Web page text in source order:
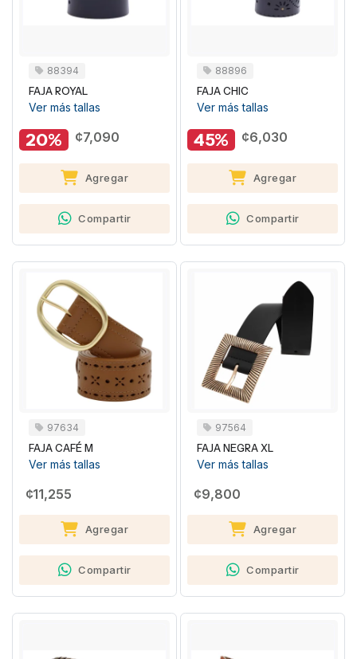
88394
FAJA ROYAL
Ver más tallas
20% ¢7,090
Agregar
Compartir
88896
FAJA CHIC
Ver más tallas
45% ¢6,030
Agregar
Compartir
97634
FAJA CAFÉ M
Ver más tallas
¢11,255
Agregar
Compartir
97564
FAJA NEGRA XL
Ver más tallas
¢9,800
Agregar
Compartir